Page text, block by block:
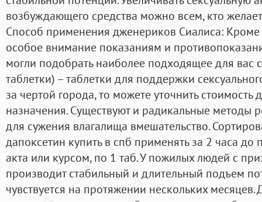
возбуждающего средства можно всем, кто
Способ применения дженериков Сиалиса: Кроме
особое внимание показаниям и
могли подобрать наиболее подходящее для вас
таблетки) – таблетки для поддержки
за чертой города, то можете уточнить стоимость
назначения. Существуют и радикальные методы
для сужения влагалища вмешательство.
дапоксетин купить в спб применять за 2 часа до
акта или курсом, по 1 таб. У пожилых людей с
производит стабильный и длительный подъем
чувствуется на протяжении нескольких